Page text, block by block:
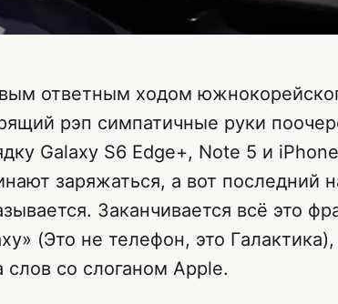
ответным ходом
рэп симпатичные руки
Galaxy S6 Edge+, Note 5 и
заряжаться, а вот последний
Заканчивается всё это
(Это не телефон, это
слов со слоганом Apple.